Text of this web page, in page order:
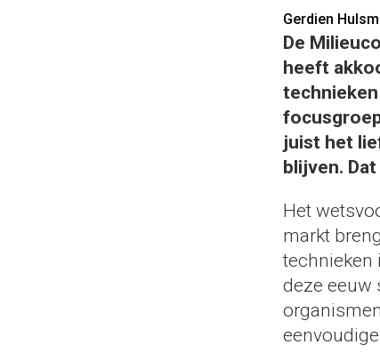
Gerdien
De
heeft
technieken
juist het
blijven.
Het
markt
technieken
deze eeuw